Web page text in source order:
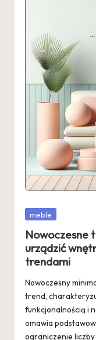
Posted
meble
Nowoczesne
urządzić
trendami
Nowoczesny
trend,
funkcjonalnością i
omawia
ograniczenie